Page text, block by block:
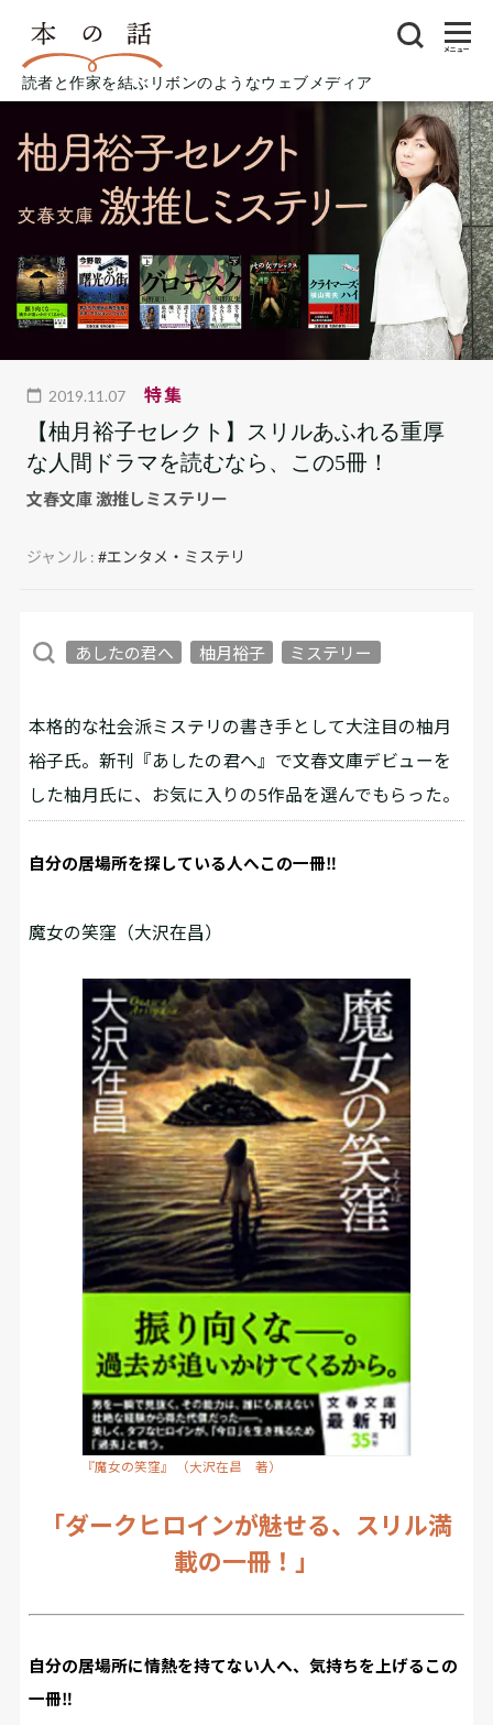
読者と作家を結ぶリボンのようなウェブメディア
メニュー
2019.11.07 特集
【柚月裕子セレクト】スリルあふれる重厚
な人間ドラマを読むなら、この5冊！
文春文庫 激推しミステリー
ジャンル :#エンタメ・ミステリ
あしたの君へ 柚月裕子 ミステリー
本格的な社会派ミステリの書き手として大注目の柚月
裕子氏。新刊『あしたの君へ』で文春文庫デビューを
した柚月氏に、お気に入りの5作品を選んでもらった。
自分の居場所を探している人へこの一冊‼
魔女の笑窪（大沢在昌）
『魔女の笑窪』 （大沢在昌 著）
「ダークヒロインが魅せる、スリル満
載の一冊！」
自分の居場所に情熱を持てない人へ、気持ちを上げるこの
一冊‼